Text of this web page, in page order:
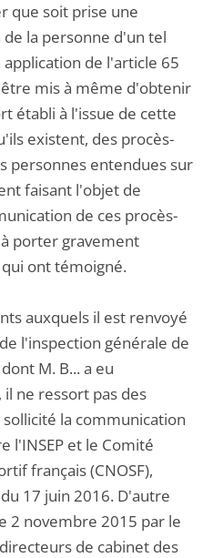
que soit prise une
la personne d'un tel
de l'article 65
mis à même d'obtenir
établi à l'issue de cette
existent, des procès-
personnes entendues sur
faisant l'objet de
de ces procès-
porter gravement
ont témoigné.
auxquels il est renvoyé
l'inspection générale de
M. B... a eu
ne ressort pas des
la communication
l'INSEP et le Comité
français (CNOSF),
17 juin 2016. D'autre
2 novembre 2015 par le
de cabinet des